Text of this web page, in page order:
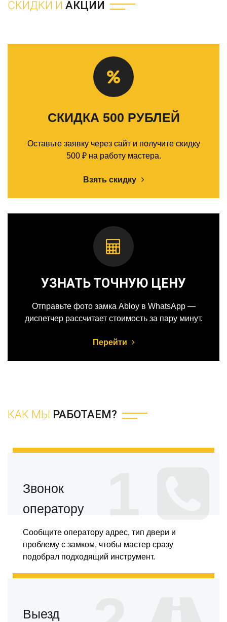
СКИДКИ И АКЦИИ
СКИДКА 500 РУБЛЕЙ
Оставьте заявку через сайт и получите скидку
500 ₽ на работу мастера.
Взять скидку
УЗНАТЬ ТОЧНУЮ ЦЕНУ
Отправьте фото замка Abloy в WhatsApp —
диспетчер рассчитает стоимость за пару минут.
Перейти
КАК МЫ РАБОТАЕМ?
Звонок
оператору
Сообщите оператору адрес, тип двери и
проблему с замком, чтобы мастер сразу
подобрал подходящий инструмент.
Выезд